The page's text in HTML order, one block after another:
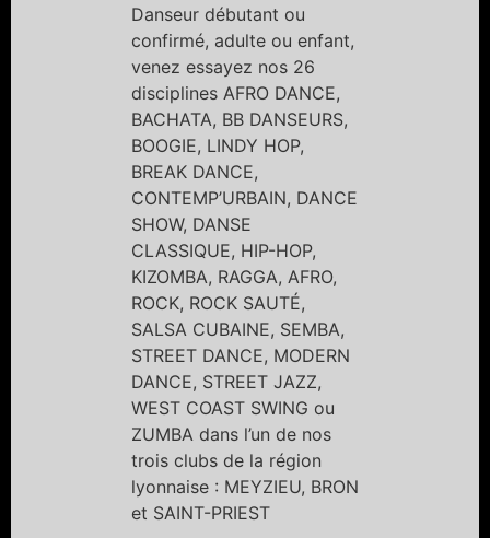
Danseur débutant ou
confirmé, adulte ou enfant,
venez essayez nos 26
disciplines AFRO DANCE,
BACHATA, BB DANSEURS,
BOOGIE, LINDY HOP,
BREAK DANCE,
CONTEMP’URBAIN, DANCE
SHOW, DANSE
CLASSIQUE, HIP-HOP,
KIZOMBA, RAGGA, AFRO,
ROCK, ROCK SAUTÉ,
SALSA CUBAINE, SEMBA,
STREET DANCE, MODERN
DANCE, STREET JAZZ,
WEST COAST SWING ou
ZUMBA dans l’un de nos
trois clubs de la région
lyonnaise : MEYZIEU, BRON
et SAINT-PRIEST